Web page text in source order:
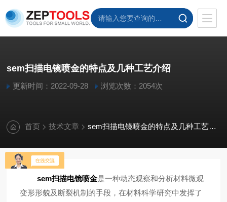
sem扫描电镜喷金的特点及几种工艺介绍
更新时间：2022-09-28 浏览次数：2054次
首页 技术文章 sem扫描电镜喷金的特点及几种工艺介绍
sem扫描电镜喷金是一种动态观察和分析材料微观
变形形貌及断裂机制的手段，在材料科学研究中发挥了